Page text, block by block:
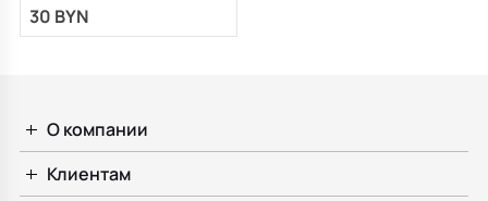
30 BYN
О компании
Клиентам